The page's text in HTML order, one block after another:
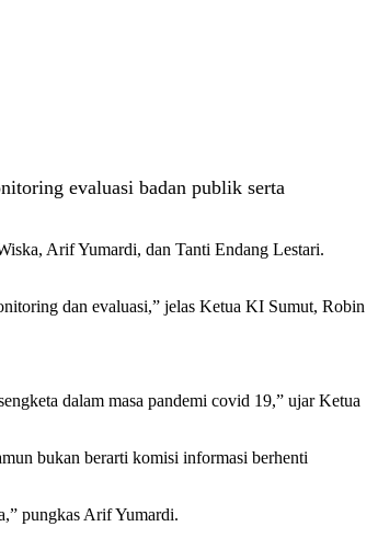
evaluasi badan publik serta
Arif Yumardi, dan Tanti Endang Lestari.
dan evaluasi,” jelas Ketua KI Sumut, Robin
dalam masa pandemi covid 19,” ujar Ketua
bukan berarti komisi informasi berhenti
pungkas Arif Yumardi.